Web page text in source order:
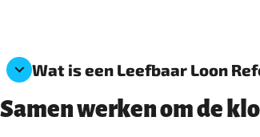
Wat is een Leefbaar Loon
Samen werken om de